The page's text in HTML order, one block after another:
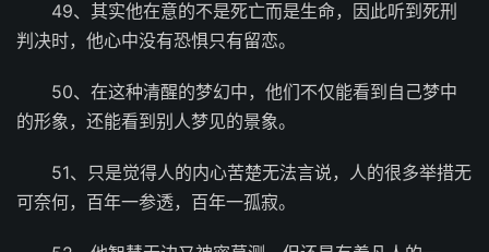
49、其实他在意的不是死亡而是生命，因此听到死刑
判决时，他心中没有恐惧只有留恋。
50、在这种清醒的梦幻中，他们不仅能看到自己梦中
的形象，还能看到别人梦见的景象。
51、只是觉得人的内心苦楚无法言说，人的很多举措无
可奈何，百年一参透，百年一孤寂。